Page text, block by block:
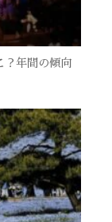
？年間の傾向